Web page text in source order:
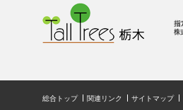
総合トップ 関連リンク サイトマップ